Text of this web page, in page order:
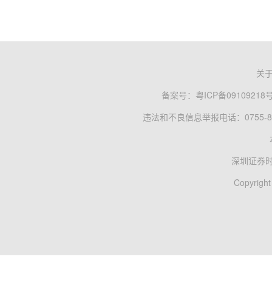
关
备案号： 粤ICP备09109218
违法和不良信息举报电话：0755-
深圳证券